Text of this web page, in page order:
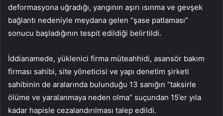
deformasyona uğradığı, yangının aşırı ısınma ve gevşek
bağlantı nedeniyle meydana gelen “şase patlaması”
sonucu başladığının tespit edildiği belirtildi.
İddianamede, yüklenici firma müteahhidi, asansör bakım
firması sahibi, site yöneticisi ve yapı denetim şirketi
sahibinin de aralarında bulunduğu 13 sanığın “taksirle
ölüme ve yaralanmaya neden olma” suçundan 15’er yıla
kadar hapisle cezalandırılması talep edildi.